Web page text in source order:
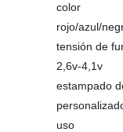
color
rojo/azul/
tensión de
2,6v-4,1v
estampado
uso